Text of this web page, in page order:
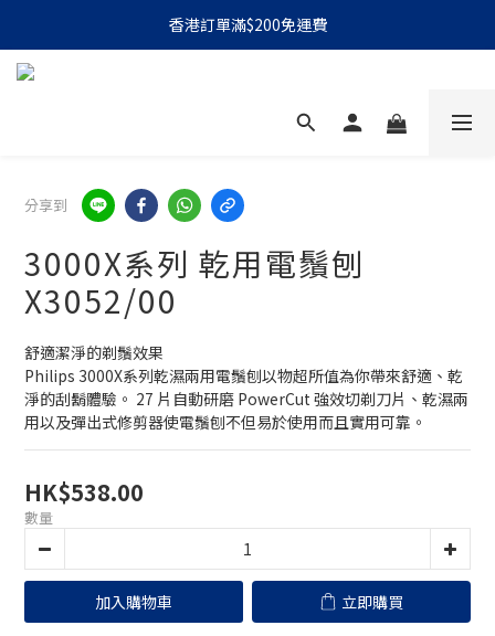
香港訂單滿$200免運費
分享到
3000X系列 乾用電鬚刨
X3052/00
舒適潔淨的剃鬚效果
Philips 3000X系列乾濕兩用電鬚刨以物超所值為你帶來舒適、乾
淨的刮鬍體驗。 27 片自動研磨 PowerCut 強效切剃刀片、乾濕兩
用以及彈出式修剪器使電鬚刨不但易於使用而且實用可靠。
HK$538.00
數量
加入購物車 立即購買